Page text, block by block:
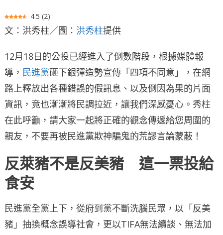
4.5 (2)
文：洪秀柱／圖： 洪秀柱提供
12月18日的公投已經進入了倒數階段，根據媒體報
導， 民進黨砸下銀彈造勢宣傳「四項不同意」，在網
路上釋放出各種錯誤的假訊息、以及倒因為果的片面
資訊，竟也漸漸將民調拉近，讓我們深感憂心。秀柱
在此呼籲，請大家一起將正確的觀念傳遞給您周圍的
親友，不要再被民進黨欺神騙鬼的荒謬言論蒙蔽！
反萊豬不是反美豬 這一票投給
食安
民進黨全黨上下，從府到黨不斷洗腦民眾，以「反美
豬」抽換概念誤導社會，更以TIFA無法續談、無法加